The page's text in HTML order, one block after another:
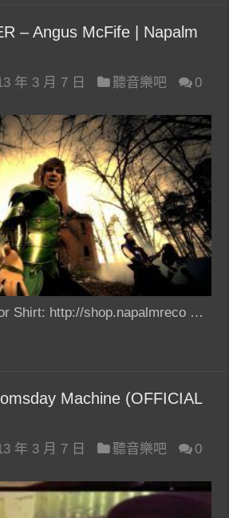
– Angus McFife | Napalm
年 3 月 7 日 聽音樂吧
0
Shirt: http://shop.napalmreco …
Machine (OFFICIAL
年 3 月 7 日 聽音樂吧
0